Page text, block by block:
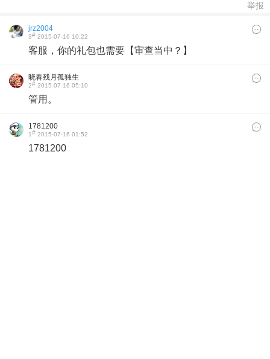
举报
jrz2004
3# 2015-07-16 10:22
客服，你的礼包也需要【审查当中？】
晓春残月孤独生
2# 2015-07-16 05:10
管用。
1781200
1# 2015-07-16 01:52
1781200